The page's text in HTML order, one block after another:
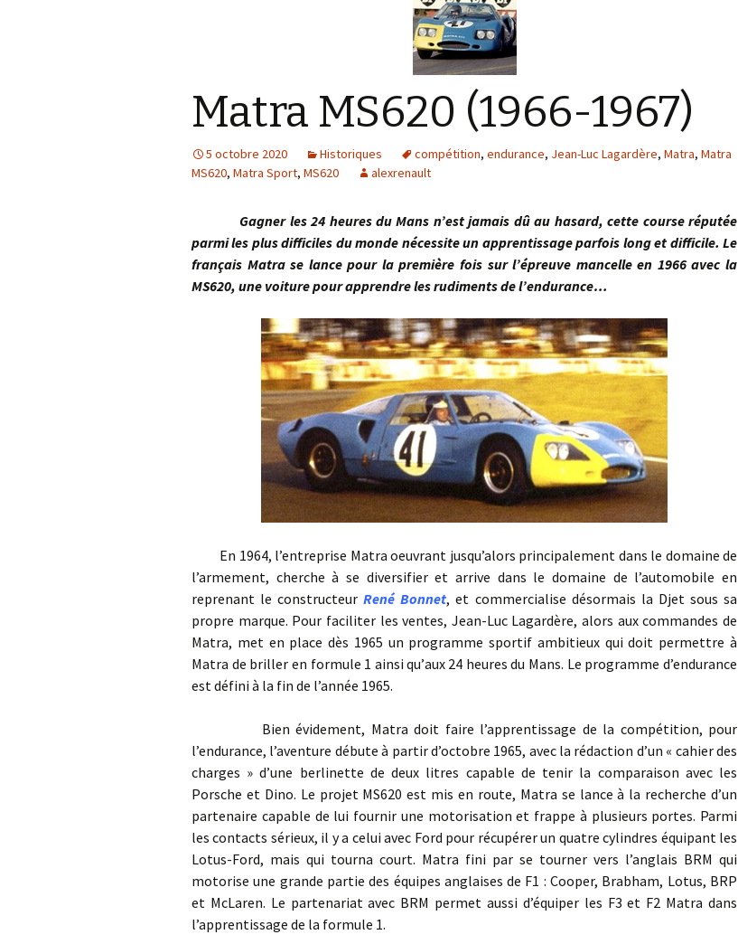
Matra MS620 (1966-1967)
5 octobre 2020 Historiques compétition, endurance, Jean-Luc Lagardère, Matra, Matra
MS620, Matra Sport, MS620 alexrenault
Gagner les 24 heures du Mans n’est jamais dû au hasard, cette course réputée
parmi les plus difficiles du monde nécessite un apprentissage parfois long et difficile. Le
français Matra se lance pour la première fois sur l’épreuve mancelle en 1966 avec la
MS620, une voiture pour apprendre les rudiments de l’endurance…
En 1964, l’entreprise Matra oeuvrant jusqu’alors principalement dans le domaine de
l’armement, cherche à se diversifier et arrive dans le domaine de l’automobile en
reprenant le constructeurRené Bonnet, et commercialise désormais la Djet sous sa
propre marque. Pour faciliter les ventes, Jean-Luc Lagardère, alors aux commandes de
Matra, met en place dès 1965 un programme sportif ambitieux qui doit permettre à
Matra de briller en formule 1 ainsi qu’aux 24 heures du Mans. Le programme d’endurance
est défini à la fin de l’année 1965.
Bien évidement, Matra doit faire l’apprentissage de la compétition, pour
l’endurance, l’aventure débute à partir d’octobre 1965, avec la rédaction d’un « cahier des
charges » d’une berlinette de deux litres capable de tenir la comparaison avec les
Porsche et Dino. Le projet MS620 est mis en route, Matra se lance à la recherche d’un
partenaire capable de lui fournir une motorisation et frappe à plusieurs portes. Parmi
les contacts sérieux, il y a celui avec Ford pour récupérer un quatre cylindres équipant les
Lotus-Ford, mais qui tourna court. Matra fini par se tourner vers l’anglais BRM qui
motorise une grande partie des équipes anglaises de F1 : Cooper, Brabham, Lotus, BRP
et McLaren. Le partenariat avec BRM permet aussi d’équiper les F3 et F2 Matra dans
l’apprentissage de la formule 1.